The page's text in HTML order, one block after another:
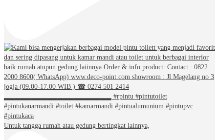
Untuk tangga rumah atau gedung bertingkat lainnya,